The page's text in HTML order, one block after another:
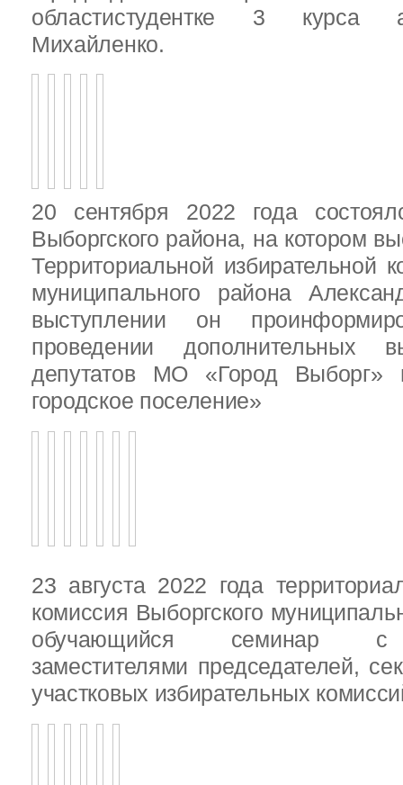
областистудентке 3 курса
Михайленко.
20 сентября 2022 года
Выборгского района, на котором
Территориальной избирательной
муниципального района
выступлении он
проведении дополнительных
депутатов МО «Город
городское поселение»
23 августа 2022 года
комиссия Выборгского
обучающийся семинар с
заместителями председателей,
участковых избирательных